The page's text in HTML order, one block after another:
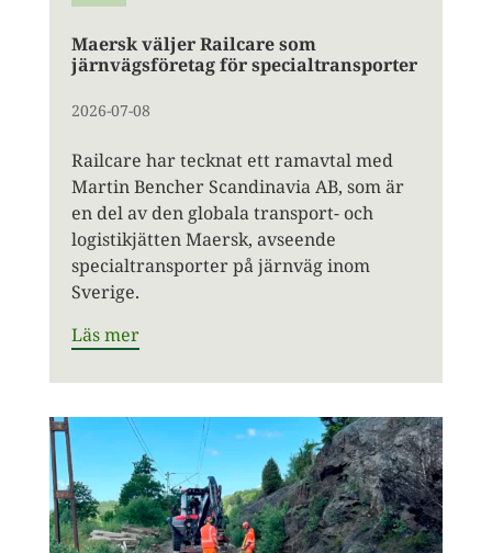
Maersk väljer Railcare som
järnvägsföretag för specialtransporter
2026-07-08
Railcare har tecknat ett ramavtal med
Martin Bencher Scandinavia AB, som är
en del av den globala transport- och
logistikjätten Maersk, avseende
specialtransporter på järnväg inom
Sverige.
Läs mer